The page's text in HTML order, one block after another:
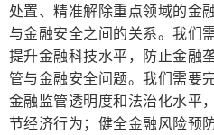
处置、精准解除重点领域的金
与金融安全之间的关系。我们
提升金融科技水平，防止金融
管与金融安全问题。我们需要
金融监管透明度和法治化水平
节经济行为；健全金融风险预